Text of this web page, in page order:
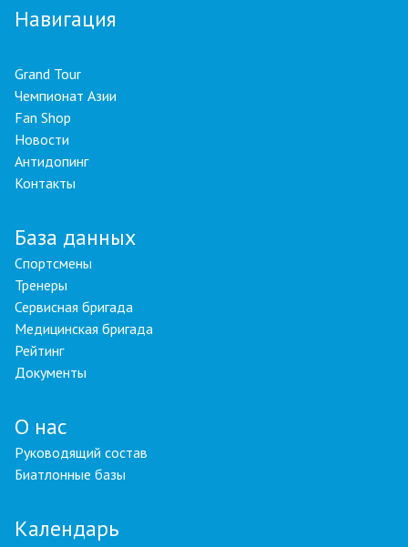
Навигация
Grand Tour
Чемпионат Азии
Fan Shop
Новости
Антидопинг
Контакты
База данных
Спортсмены
Тренеры
Сервисная бригада
Медицинская бригада
Рейтинг
Документы
О нас
Руководящий состав
Биатлонные базы
Календарь